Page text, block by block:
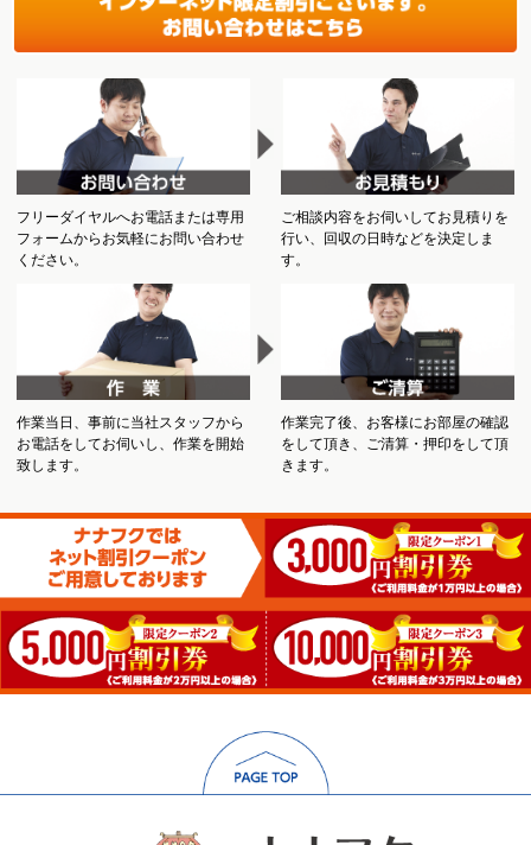
フリーダイヤルへお電話または専用
フォームからお気軽にお問い合わせ
ください。
ご相談内容をお伺いしてお見積りを
行い、回収の日時などを決定しま
す。
作業当日、事前に当社スタッフから
お電話をしてお伺いし、作業を開始
致します。
作業完了後、お客様にお部屋の確認
をして頂き、ご清算・押印をして頂
きます。